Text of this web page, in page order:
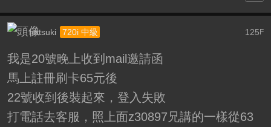
125 F
natsuki 720i 中級
我是20號晚上收到mail邀請函
馬上註冊刷卡65元後
22號收到後裝起來，登入失敗
打電話去客服，照上面z30897兄講的一樣從63